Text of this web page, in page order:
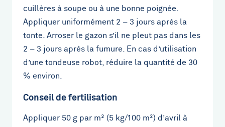
cuillères à soupe ou à une bonne poignée.
Appliquer uniformément 2 – 3 jours après la
tonte. Arroser le gazon s’il ne pleut pas dans les
2 – 3 jours après la fumure. En cas d’utilisation
d’une tondeuse robot, réduire la quantité de 30
% environ.
Conseil de fertilisation
Appliquer 50 g par m² (5 kg/100 m²) d’avril à